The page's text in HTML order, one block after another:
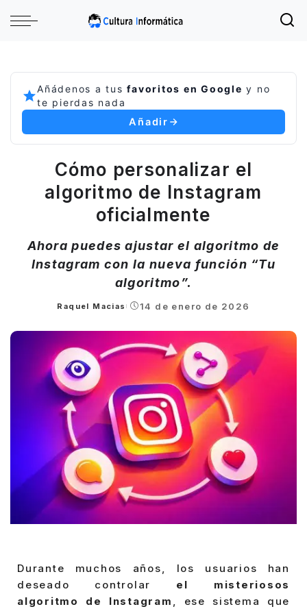
Añádenos a tusfavoritos en Google y no
te pierdas nada
Añadir
Cómo personalizar el
algoritmo de Instagram
oficialmente
Ahora puedes ajustar el algoritmo de
Instagram con la nueva función “Tu
algoritmo”.
Posted
Raquel Macias 14 de enero de 2026
Durante muchos años, los usuarios han
deseado controlar el misteriosos
algoritmo de Instagram , ese sistema que